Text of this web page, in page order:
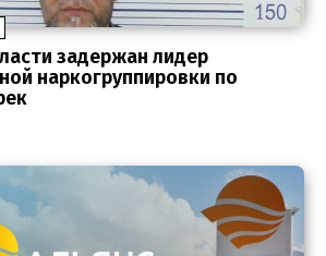
задержан лидер
наркогруппировки по